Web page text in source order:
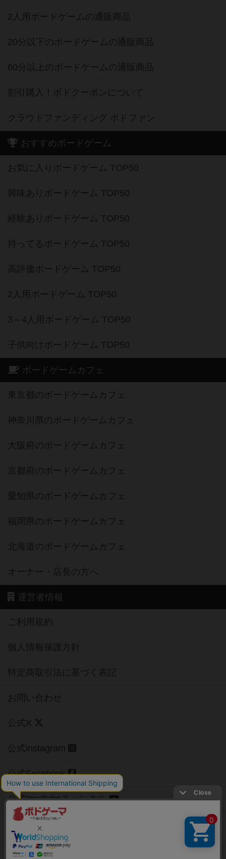
2人用ボードゲームの通販商品
20分以下のボードゲームの通販商品
60分以上のボードゲームの通販商品
割引購入！ボドクーポンについて
クラウドファンディング ボドファン
おすすめボードゲーム
お気に入りボードゲーム TOP50
興味ありボードゲーム TOP50
経験ありボードゲーム TOP50
持ってるボードゲーム TOP50
高評価ボードゲーム TOP50
2人用ボードゲーム TOP50
3～4人用ボードゲーム TOP50
子供向けボードゲーム TOP50
ボードゲームカフェ
東京都のボードゲームカフェ
神奈川県のボードゲームカフェ
大阪府のボードゲームカフェ
京都府のボードゲームカフェ
愛知県のボードゲームカフェ
福岡県のボードゲームカフェ
北海道のボードゲームカフェ
オーナー・店長の方へ
運営者情報
ご利用規約
個人情報保護方針
特定商取引法に基づく表記
お問い合わせ
公式X
公式instagram
公式Facebook
公式YouTubeチャンネル